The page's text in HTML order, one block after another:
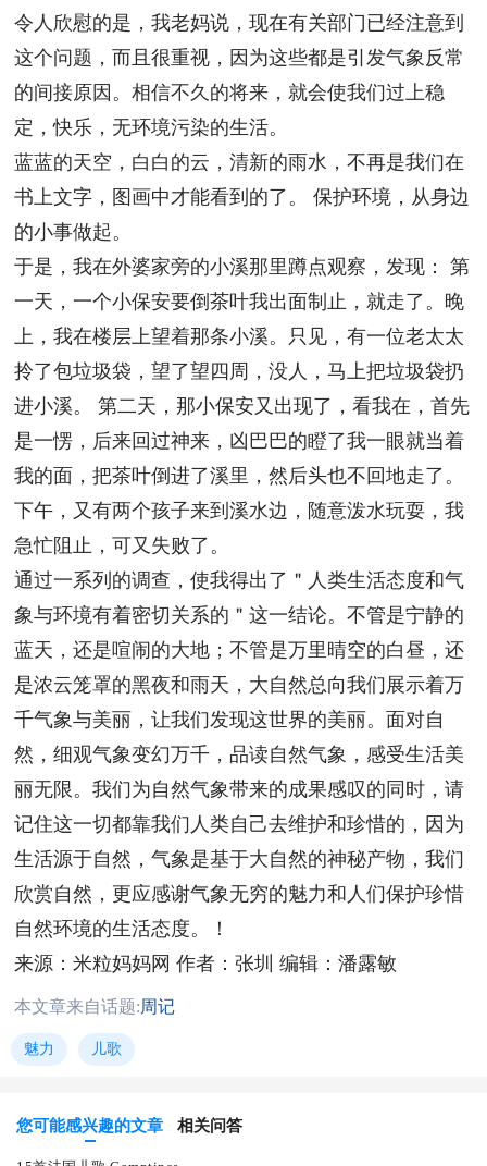
令人欣慰的是，我老妈说，现在有关部门已经注意到
这个问题，而且很重视，因为这些都是引发气象反常
的间接原因。相信不久的将来，就会使我们过上稳
定，快乐，无环境污染的生活。
蓝蓝的天空，白白的云，清新的雨水，不再是我们在
书上文字，图画中才能看到的了。 保护环境，从身边
的小事做起。
于是，我在外婆家旁的小溪那里蹲点观察，发现： 第
一天，一个小保安要倒茶叶我出面制止，就走了。晚
上，我在楼层上望着那条小溪。只见，有一位老太太
拎了包垃圾袋，望了望四周，没人，马上把垃圾袋扔
进小溪。 第二天，那小保安又出现了，看我在，首先
是一愣，后来回过神来，凶巴巴的瞪了我一眼就当着
我的面，把茶叶倒进了溪里，然后头也不回地走了。
下午，又有两个孩子来到溪水边，随意泼水玩耍，我
急忙阻止，可又失败了。
通过一系列的调查，使我得出了＂人类生活态度和气
象与环境有着密切关系的＂这一结论。不管是宁静的
蓝天，还是喧闹的大地；不管是万里晴空的白昼，还
是浓云笼罩的黑夜和雨天，大自然总向我们展示着万
千气象与美丽，让我们发现这世界的美丽。面对自
然，细观气象变幻万千，品读自然气象，感受生活美
丽无限。我们为自然气象带来的成果感叹的同时，请
记住这一切都靠我们人类自己去维护和珍惜的，因为
生活源于自然，气象是基于大自然的神秘产物，我们
欣赏自然，更应感谢气象无穷的魅力和人们保护珍惜
自然环境的生活态度。！
来源：米粒妈妈网 作者：张圳 编辑：潘露敏
本文章来自话题:周记
魅力 儿歌
您可能感兴趣的文章 相关问答